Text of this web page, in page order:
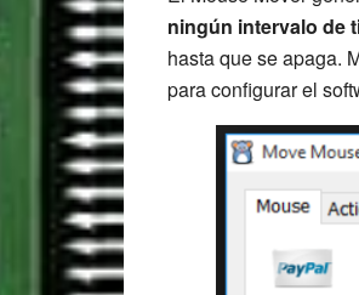
ningún intervalo de
hasta que se apaga.
para configurar el